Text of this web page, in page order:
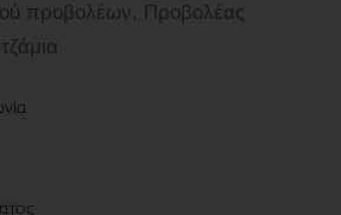
προβολέων, Προβολέας